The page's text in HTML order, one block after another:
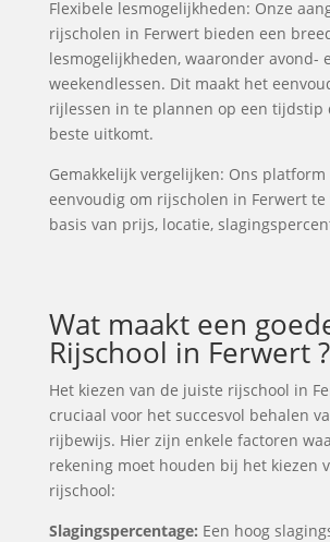
Flexibele lesmogelijkheden: Onze
rijscholen in Ferwert bieden een
lesmogelijkheden, waaronder avond-
weekendlessen. Dit maakt het
rijlessen in te plannen op een tijdstip
beste uitkomt.
Gemakkelijk vergelijken: Ons
eenvoudig om rijscholen in Ferwert
basis van prijs, locatie,
Wat maakt een
Rijschool in Ferwert ?
Het kiezen van de juiste rijschool in
cruciaal voor het succesvol behalen
rijbewijs. Hier zijn enkele factoren
rekening moet houden bij het kiezen
rijschool:
Slagingspercentage: Een hoog